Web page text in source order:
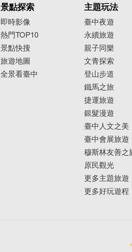
景點探索
即時影像
熱門TOP10
景點快搜
旅遊地圖
全景看臺中
主題玩法
臺中夜遊
永續旅遊
親子同樂
文青探索
登山步道
鐵馬之旅
捷運旅遊
銀髮漫遊
臺中人文之美
臺中會展旅遊
穆斯林友善之
原民觀光
更多主題旅遊
更多好玩遊程